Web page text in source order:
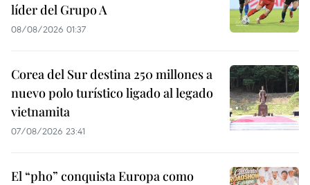
líder del Grupo A
08/08/2026 01:37
Corea del Sur destina 250 millones a
nuevo polo turístico ligado al legado
vietnamita
07/08/2026 23:41
El “pho” conquista Europa como